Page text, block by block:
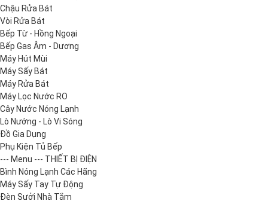
Chậu Rửa Bát
Vòi Rửa Bát
Bếp Từ - Hồng Ngoại
Bếp Gas Âm - Dương
Máy Hút Mùi
Máy Sấy Bát
Máy Rửa Bát
Máy Lọc Nước RO
Cây Nước Nóng Lạnh
Lò Nướng - Lò Vi Sóng
Đồ Gia Dụng
Phụ Kiện Tủ Bếp
--- Menu --- THIẾT BỊ ĐIỆN
Bình Nóng Lạnh Các Hãng
Máy Sấy Tay Tự Động
Đèn Sưởi Nhà Tắm